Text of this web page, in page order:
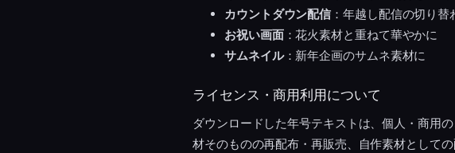
カウントダウン配信 ：年越し配信の切り替
お祝い画面：花火素材と重ねて華やかに
サムネイル：新年企画のサムネ素材に
ライセンス・商用利用について
ダウンロードした年号テキストは、個人・商用
材そのものの再配布・再販売、自作素材として